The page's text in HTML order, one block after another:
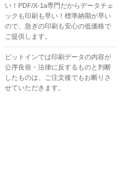
い！PDF/X-1a専門だからデータチェ
ックも印刷も早い！標準納期が早い
ので、急ぎの印刷も安心の低価格で
ご提供します。
ピットインでは印刷データの内容が
公序良俗・法律に反するものと判断
したものは、ご注文後でもお断りさ
せていただきます。